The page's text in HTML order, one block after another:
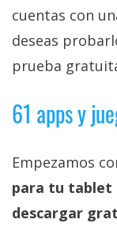
cuentas con
deseas
prueba
61 apps y
Empezamos
para tu tablet
descargar